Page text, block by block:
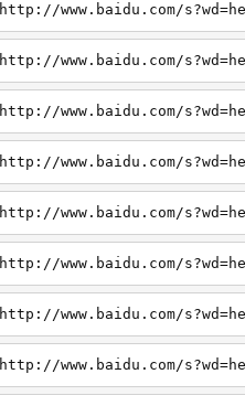
http://www.baidu.com/
http://www.baidu.com/
http://www.baidu.com/
http://www.baidu.com/
http://www.baidu.com/
http://www.baidu.com/
http://www.baidu.com/
http://www.baidu.com/